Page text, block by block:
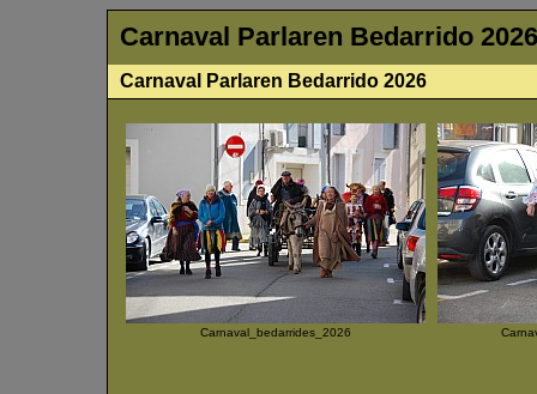
Carnaval Parlaren Bedarrido 2026
Carnaval Parlaren Bedarrido 2026
Carnaval_bedarrides_2026